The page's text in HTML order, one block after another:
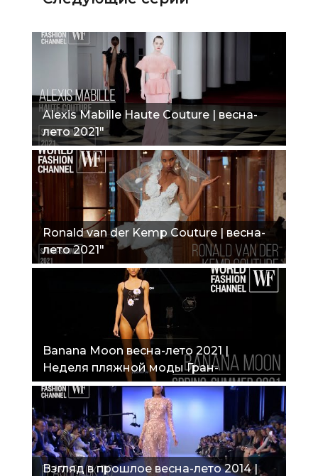
Alexis Mabille Haute Couture | весна-
лето 2021"
Ronald van der Kemp Couture | весна-
лето 2021"
Banana Moon весна-лето 2021 |
Неделя пляжной моды Гран-
Канарий"
Взгляд в прошлое весна-лето 2014 |